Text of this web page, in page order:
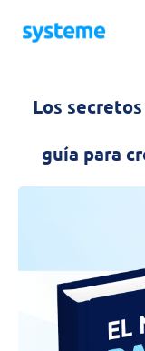
Los
guía para